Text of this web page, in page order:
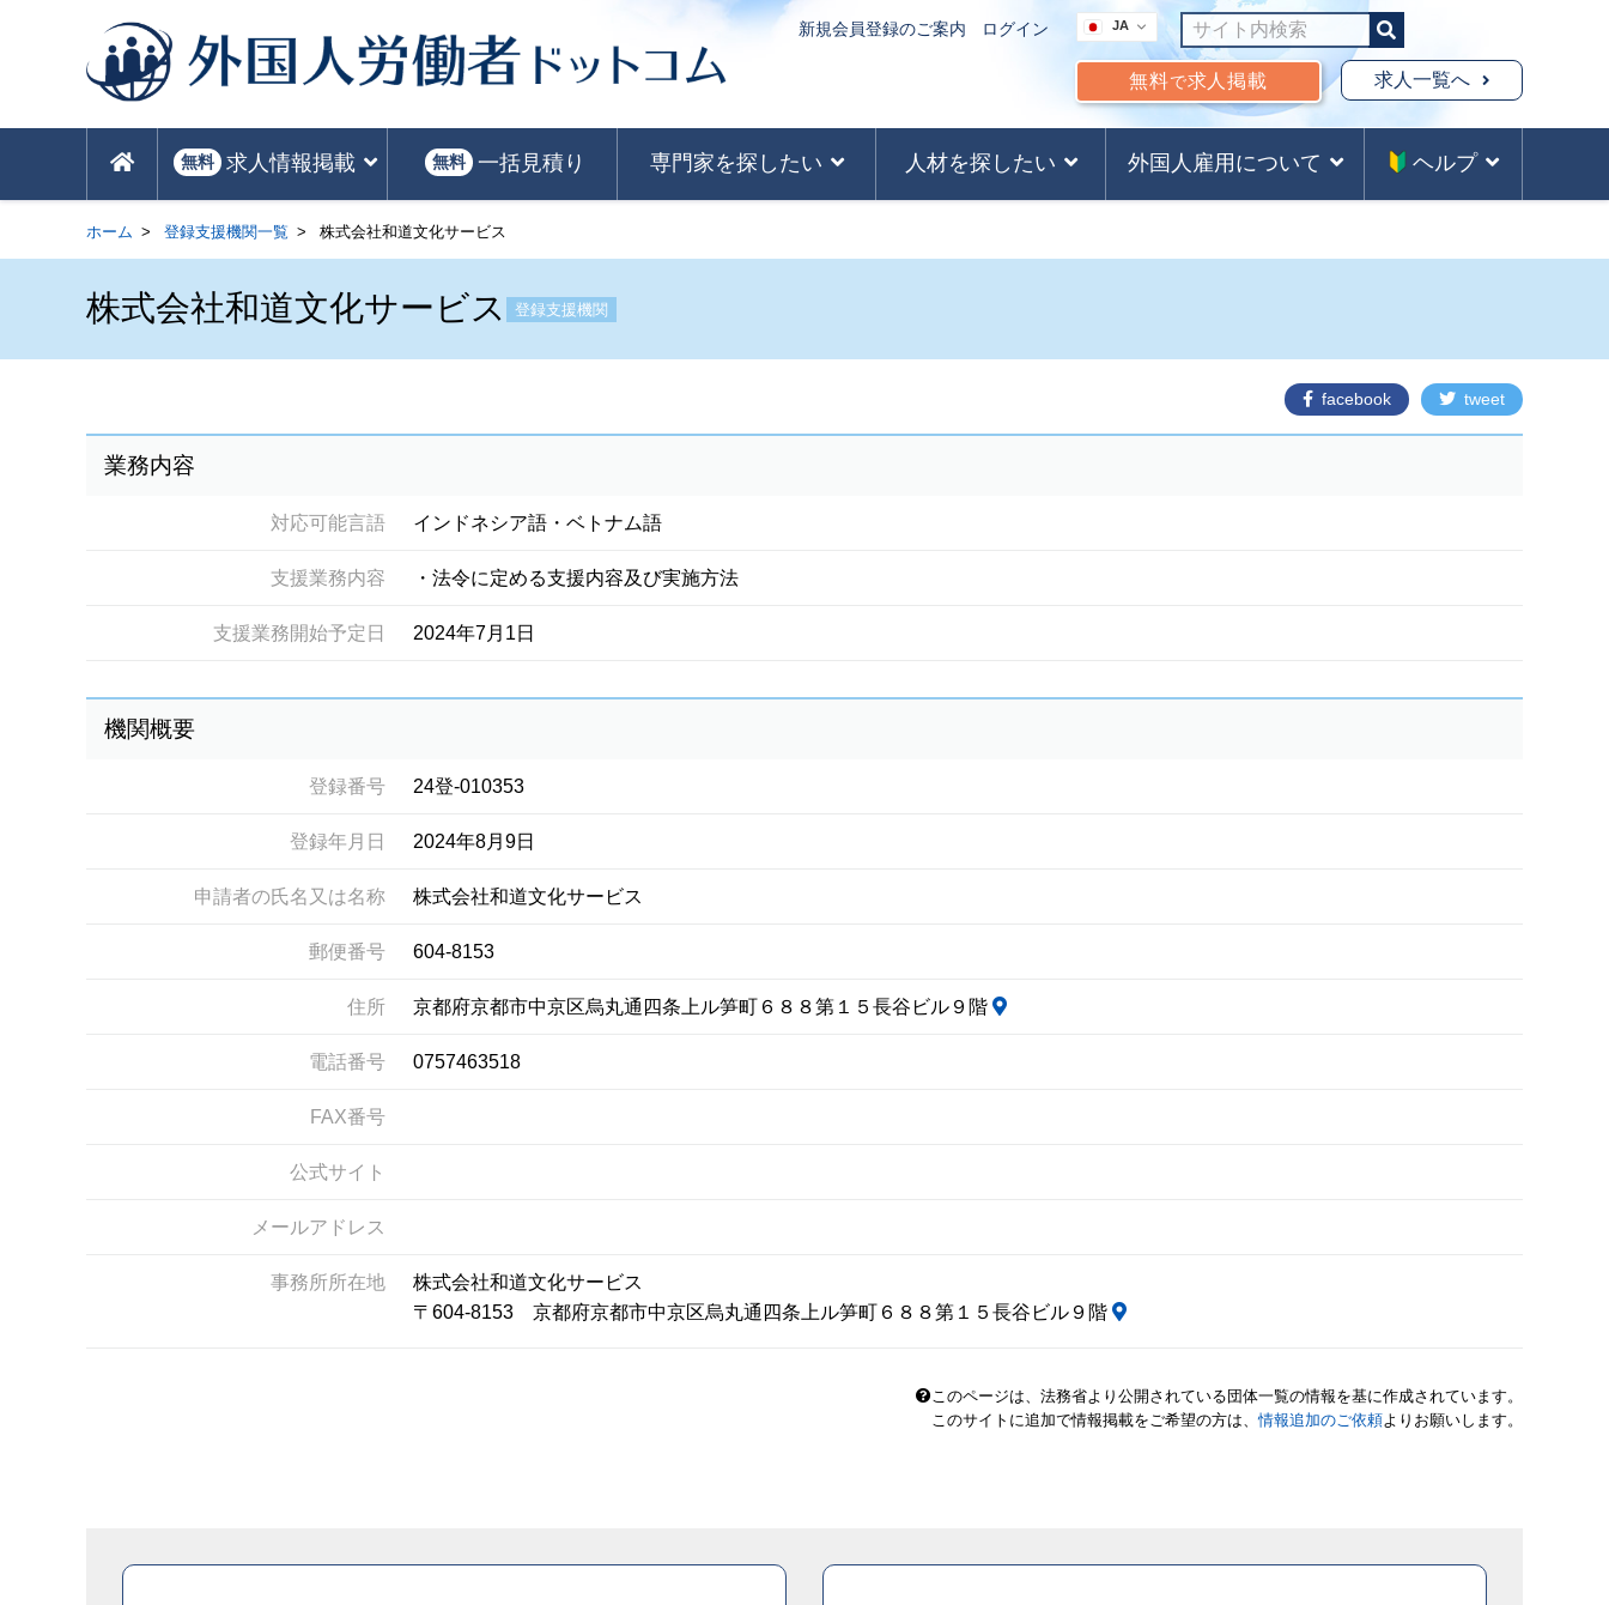
新規会員登録のご案内 ログイン JA
無料で求人掲載 求人一覧へ
無料 求人情報掲載 無料 一括見積り 専門家を探したい 人材を探したい 外国人雇用について ヘルプ
ホーム 登録支援機関一覧 株式会社和道文化サービス
株式会社和道文化サービス 登録支援機関
facebook tweet
業務内容
対応可能言語 インドネシア語・ベトナム語
支援業務内容 ・法令に定める支援内容及び実施方法
支援業務開始予定日 2024年7月1日
機関概要
登録番号 24登-010353
登録年月日 2024年8月9日
申請者の氏名又は名称 株式会社和道文化サービス
郵便番号 604-8153
住所 京都府京都市中京区烏丸通四条上ル笋町６８８第１５長谷ビル９階
電話番号 0757463518
FAX番号
公式サイト
メールアドレス
事務所所在地
株式会社和道文化サービス
〒604-8153 京都府京都市中京区烏丸通四条上ル笋町６８８第１５長谷ビル９階
このページは、法務省より公開されている団体一覧の情報を基に作成されています。
このサイトに追加で情報掲載をご希望の方は、情報追加のご依頼よりお願いします。